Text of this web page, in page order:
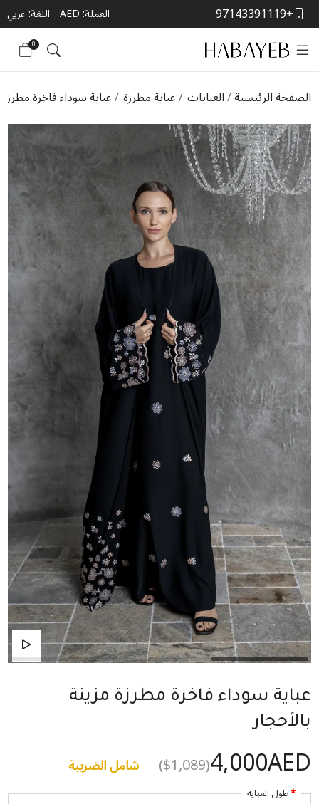
+97143391119 العملة:AED اللغة: عربي
0
الصفحة الرئيسية العبايات عباية مطرزة عباية سوداء فاخرة
عباية سوداء فاخرة مطرزة مزينة
بالأحجار
4,000AED
($1,089) شامل الضريبة
طول العباية